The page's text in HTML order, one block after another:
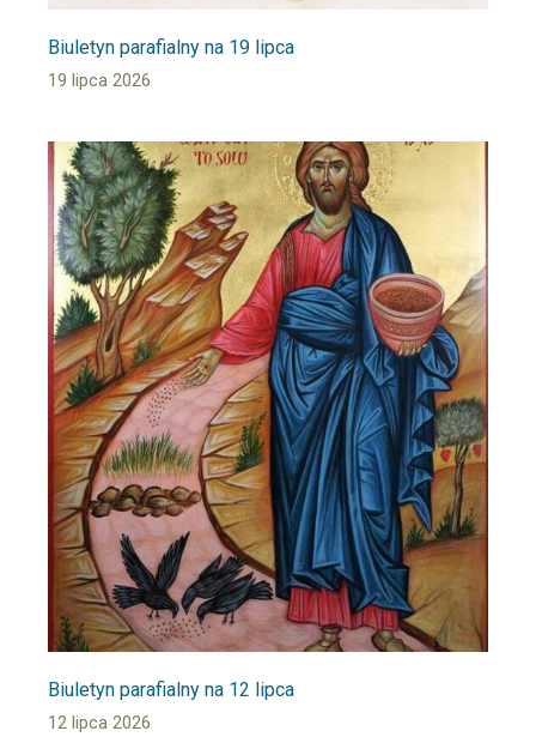
Biuletyn parafialny na 19 lipca
19 lipca 2026
Biuletyn parafialny na 12 lipca
12 lipca 2026